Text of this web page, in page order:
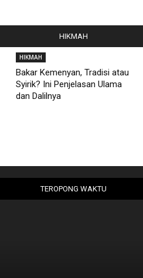
HIKMAH
HIKMAH
Bakar Kemenyan, Tradisi atau
Syirik? Ini Penjelasan Ulama
dan Dalilnya
TEROPONG WAKTU